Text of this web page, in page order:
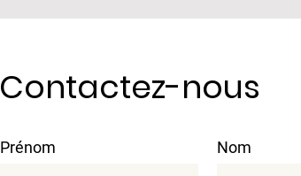
Contactez-nous
Prénom Nom